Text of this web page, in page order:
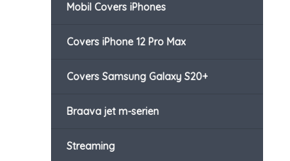
Mobil Covers iPhones
Covers iPhone 12 Pro Max
Covers Samsung Galaxy S20+
Braava jet m-serien
Streaming